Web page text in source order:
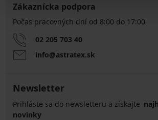
Zákaznícka podpora
Počas pracovných dní od 8:00 do 17:00
02 205 703 40
info@astratex.sk
Newsletter
Prihláste sa do newsletteru a získajte
novinky